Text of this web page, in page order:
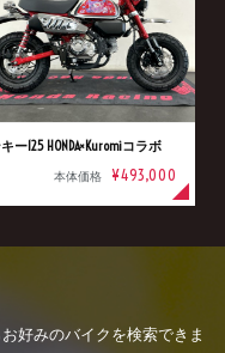
ー125 HONDA×Kuromiコラボ
本体価格 ¥493,000
好みのバイクを検索できま